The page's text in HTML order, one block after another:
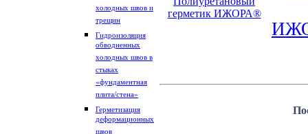
холодных швов и
трещин
Гидроизоляция
обводненных
холодных швов в
стыках
«фундаментная
плита/стена»
Герметизация
деформационных
герметик ИЖОРА®